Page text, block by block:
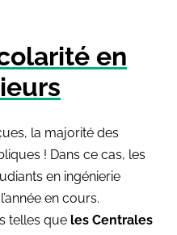
en
la majorité des
! Dans ce cas, les
en ingénierie
en cours.
telles que les Centrales